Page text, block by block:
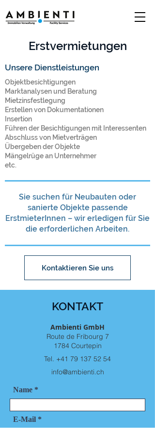
Erstvermietungen
Unsere Dienstleistungen
Objektbesichtigungen
Marktanalysen und Beratung
Mietzinsfestlegung
Erstellen von Dokumentationen
Insertion
Führen der Besichtigungen mit Interessenten
Abschluss von Mietverträgen
Übergeben der Objekte
Mängelrüge an Unternehmer
etc.
Sie suchen für Neubauten oder
sanierte Objekte passende
ErstmieterInnen – wir erledigen für Sie
die erforderlichen Arbeiten.
Kontaktieren Sie uns
KONTAKT
Ambienti GmbH
Route de Fribourg 7
1784 Courtepin
Tel. +41 79 137 52 54
info@ambienti.ch
Name *
E-Mail *